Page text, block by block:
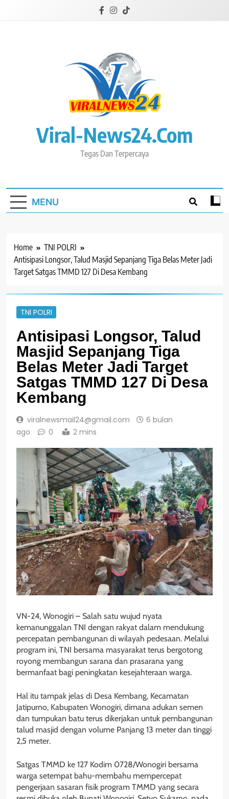
Viral-News24.com
Tegas Dan Terpercaya
MENU
Home
TNI POLRI
Antisipasi Longsor, Talud Masjid Sepanjang Tiga Belas Meter Jadi
Target Satgas TMMD 127 Di Desa Kembang
TNI POLRI
Antisipasi Longsor, Talud
Masjid Sepanjang Tiga
Belas Meter Jadi Target
Satgas TMMD 127 Di Desa
Kembang
viralnewsmail24@gmail.com
6 bulan
ago
0 2 mins
VN-24, Wonogiri – Salah satu wujud nyata
kemanunggalan TNI dengan rakyat dalam mendukung
percepatan pembangunan di wilayah pedesaan. Melalui
program ini, TNI bersama masyarakat terus bergotong
royong membangun sarana dan prasarana yang
bermanfaat bagi peningkatan kesejahteraan warga.
Hal itu tampak jelas di Desa Kembang, Kecamatan
Jatipurno, Kabupaten Wonogiri, dimana adukan semen
dan tumpukan batu terus dikerjakan untuk pembangunan
talud masjid dengan volume Panjang 13 meter dan tinggi
2,5 meter.
Satgas TMMD ke 127 Kodim 0728/Wonogiri bersama
warga setempat bahu-membahu mempercepat
pengerjaan sasaran fisik program TMMD yang secara